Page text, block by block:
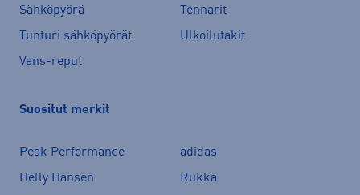
Sähköpyörä
Tennarit
Tunturi sähköpyörät
Ulkoilutakit
Vans-reput
Suositut merkit
Peak Performance
adidas
Helly Hansen
Rukka